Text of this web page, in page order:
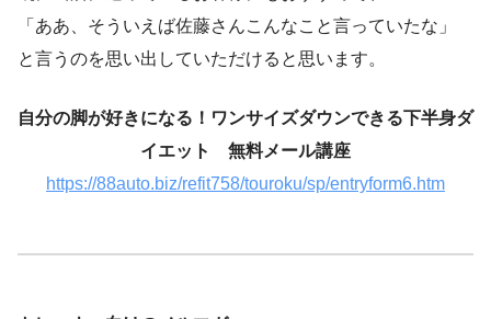
「ああ、そういえば佐藤さんこんなこと言っていたな」
と言うのを思い出していただけると思います。
自分の脚が好きになる！ワンサイズダウンできる下半身ダ
イエット 無料メール講座
https://88auto.biz/refit758/touroku/sp/entryform6.htm